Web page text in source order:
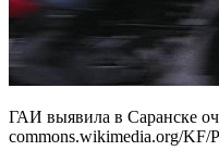
ГАИ выявила в Саранске
commons.wikimedia.org/KF/